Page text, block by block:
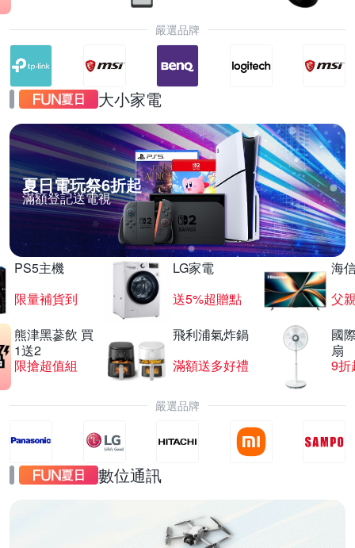
嚴選品牌
大小家電
夏日電玩祭6折起
滿額登記送電視
PS5主機
限量補貨到
LG家電
送5%超贈點
海
父
熊津黑蔘飲 買
1送2
限搶超值組
飛利浦氣炸鍋
滿額送多好禮
國
扇
9折
嚴選品牌
數位通訊